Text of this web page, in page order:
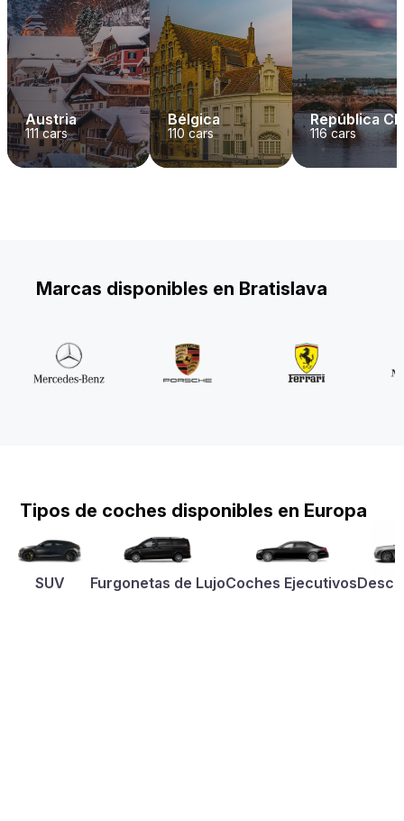
Austria
111cars
Bélgica
110 cars
República
116cars
Marcas disponibles en Bratislava
Tipos de coches disponibles en Europa
SUV Furgonetas de LujoCoches Ejecutivos